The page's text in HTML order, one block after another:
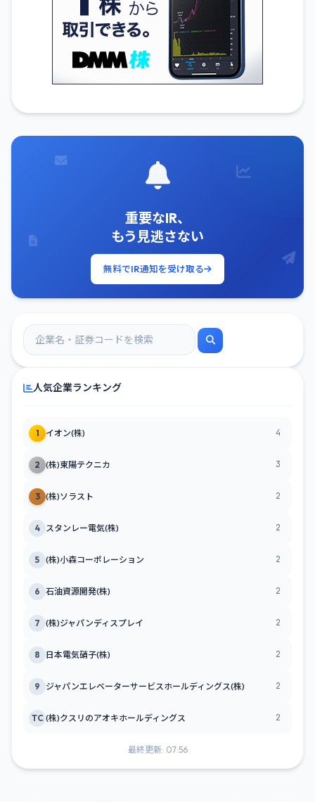
重要なIR、
もう見逃さない
無料でIR通知を受け取る
人気企業ランキング
1 イオン(株) 4
2 (株)東陽テクニカ 3
3 (株)ソラスト 2
4 スタンレー電気(株) 2
5 (株)小森コーポレーション 2
6 石油資源開発(株) 2
7 (株)ジャパンディスプレイ 2
8 日本電気硝子(株) 2
9 ジャパンエレベーターサービスホールディングス(株) 2
TC (株)クスリのアオキホールディングス 2
最終更新: 07:56